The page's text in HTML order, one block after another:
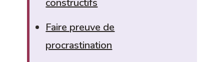
constructifs
Faire preuve de
procrastination